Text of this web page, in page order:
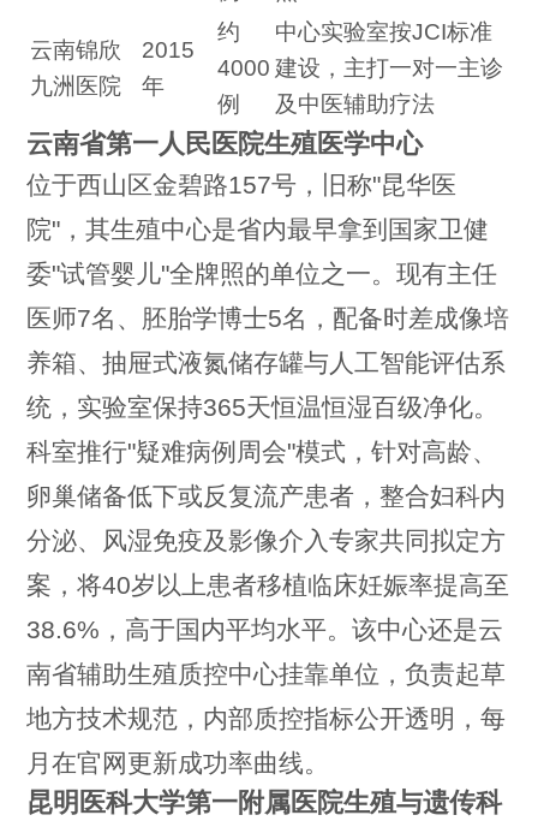
云南锦欣
九洲医院
2015
年
约
4000
例
中心实验室按JCI标准
建设，主打一对一主诊
及中医辅助疗法
云南省第一人民医院生殖医学中心
位于西山区金碧路157号，旧称"昆华医
院"，其生殖中心是省内最早拿到国家卫健
委"试管婴儿"全牌照的单位之一。现有主任
医师7名、胚胎学博士5名，配备时差成像培
养箱、抽屉式液氮储存罐与人工智能评估系
统，实验室保持365天恒温恒湿百级净化。
科室推行"疑难病例周会"模式，针对高龄、
卵巢储备低下或反复流产患者，整合妇科内
分泌、风湿免疫及影像介入专家共同拟定方
案，将40岁以上患者移植临床妊娠率提高至
38.6%，高于国内平均水平。该中心还是云
南省辅助生殖质控中心挂靠单位，负责起草
地方技术规范，内部质控指标公开透明，每
月在官网更新成功率曲线。
昆明医科大学第一附属医院生殖与遗传科